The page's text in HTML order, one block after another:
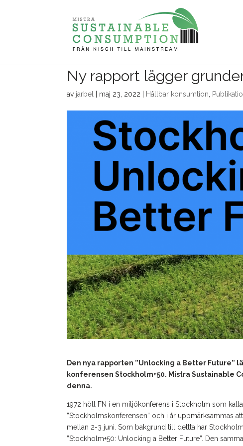
Ny rapport lägger
av jarbel maj 23, 2022 Hållbar konsumtion
Den nya rapporten ”Unlocking a Better
konferensen Stockholm+50. Mistra Sustainable
denna.
1972 höll FN i en miljökonferens i Stockholm som
”Stockholmskonferensen” och i år uppmärksammas
mellan 2-3 juni. Som bakgrund till dettta har
”Stockholm+50: Unlocking a Better Future”. Den